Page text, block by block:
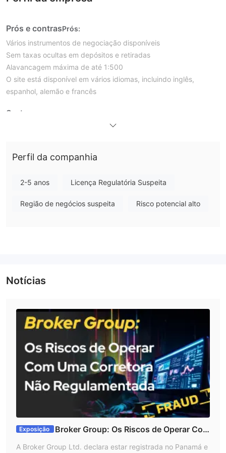
Prós e contrasPrós:
Vários instrumentos de negociação disponíveis
Sem taxas ocultas em depósitos e retiradas
Alavancagem máxima de até 1:500
O site está disponível em vários idiomas, incluindo inglês,
espanhol, alemão e francês
Contras:
Não regulamentado por nenhuma autoridade financeira
Informações limitadas são fornecidas sobre os tipos de contas,
Não há recursos educacionais
O suporte ao cliente está disponível apenas por e-mail
e assume a posição oposta à de seus clientes. Como tal, pode
spreads mais baixos e maior flexibilidade em termos de
alavancagem oferecida. No entanto, isso também significa que
Broker Group tem um certo conflito de interesse com seus
clientes, pois seus lucros vêm da diferença entre o preço de
compra e venda dos ativos, o que poderia levá-los a tomar
decisões que não necessariamente estão no melhor interesse
de seus clientes.
Informações gerais e regulamentação
afirma oferecer negociação de forex, commodities, índices,
ações e criptomoedas com alavancagem máxima de até 1:500.
Perfil da companhia
2-5 anos Licença Regulatória Suspeita
Região de negócios suspeita Risco potencial alto
Notícias
Exposição
Broker Group: Os Riscos de Operar Com
Uma Corretora Não Regulamentada
A Broker Group Ltd. declara estar registrada no Panamá e